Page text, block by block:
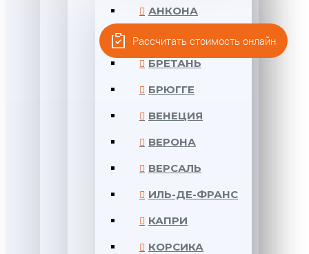
АНКОНА
БЕРГАМО
БРЕТАНЬ
БРЮГГЕ
ВЕНЕЦИЯ
ВЕРОНА
ВЕРСАЛЬ
ИЛЬ-ДЕ-ФРАНС
КАПРИ
КОРСИКА
Рассчитать стоимость онлайн